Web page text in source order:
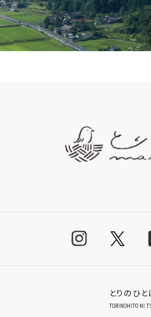
とりのひ
TORINOHITO NI